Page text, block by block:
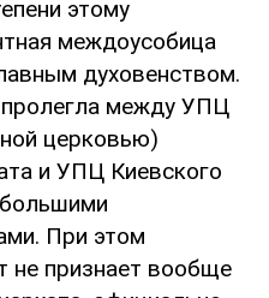
этому
междоусобица
духовенством.
пролегла между УПЦ
церковью)
и УПЦ Киевского
При этом
не признает вообще